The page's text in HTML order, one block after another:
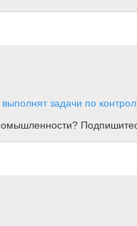
задачи по